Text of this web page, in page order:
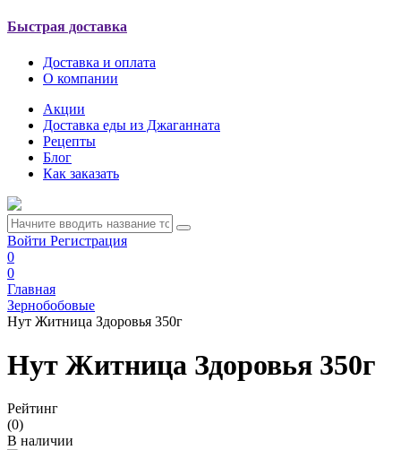
Быстрая доставка
Доставка и оплата
О компании
Акции
Доставка еды из Джаганната
Рецепты
Блог
Как заказать
Войти Регистрация
0
0
Главная
Зернобобовые
Нут Житница Здоровья 350г
Нут Житница Здоровья 350г
Рейтинг
(0)
В наличии